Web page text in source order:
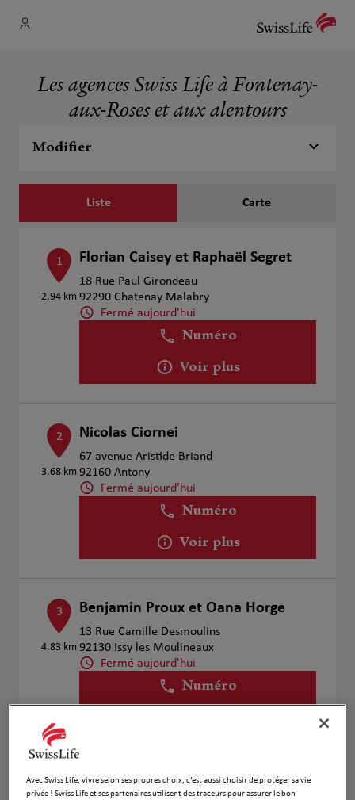
Les agences Swiss Life à Fontenay-
aux-Roses et aux alentours
Modifier
Liste Carte
1
2.94 km
Florian Caisey et Raphaël Segret
18 Rue Paul Girondeau
92290 Chatenay Malabry
Fermé aujourd'hui
Numéro
Voir plus
2
3.68 km
Nicolas Ciornei
67 avenue Aristide Briand
92160 Antony
Fermé aujourd'hui
Numéro
Voir plus
3
4.83 km
Benjamin Proux et Oana Horge
13 Rue Camille Desmoulins
92130 Issy les Moulineaux
Fermé aujourd'hui
Numéro
Gregory Hudson
Avec Swiss Life, vivre selon ses propres choix, c’est aussi choisir de protéger sa vie
privée ! Swiss Life et ses partenaires utilisent des traceurs pour assurer le bon